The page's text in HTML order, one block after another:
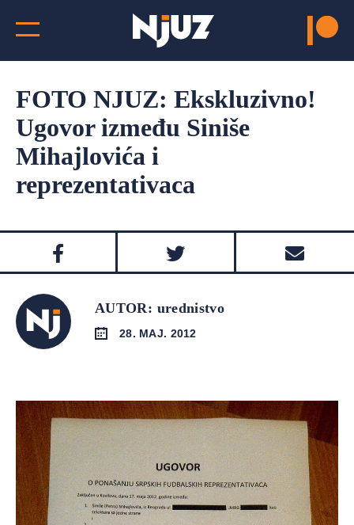
FOTO NJUZ: Ekskluzivno!
Ugovor između Siniše
Mihajlovića i
reprezentativaca
AUTOR: urednistvo
28. MAJ. 2012